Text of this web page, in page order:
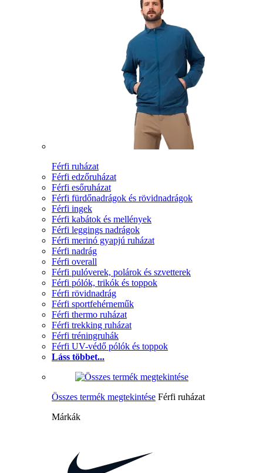
Férfi ruházat
Férfi edzőruházat
Férfi esőruházat
Férfi fürdőnadrágok és rövidnadrágok
Férfi ingek
Férfi kabátok és mellények
Férfi leggings nadrágok
Férfi merinó gyapjú ruházat
Férfi nadrág
Férfi overall
Férfi pulóverek, polárok és szvetterek
Férfi pólók, trikók és toppok
Férfi rövidnadrág
Férfi sportfehérneműk
Férfi thermo ruházat
Férfi trekking ruházat
Férfi tréningruhák
Férfi UV-védő pólók és toppok
Láss többet...
Összes termék megtekintése Férfi ruházat
Márkák